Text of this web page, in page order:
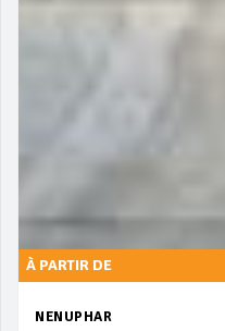
À PARTIR DE
NENUPHAR